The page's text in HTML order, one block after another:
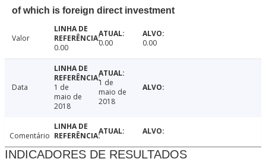
of which is foreign direct investment
Valor
0.00
0.00 0.00
Data
1 de
maio de
2018
1 de
maio de
2018
Comentário
INDICADORES DE RESULTADOS